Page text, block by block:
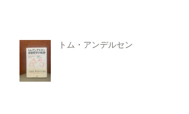
トム・アンデルセン